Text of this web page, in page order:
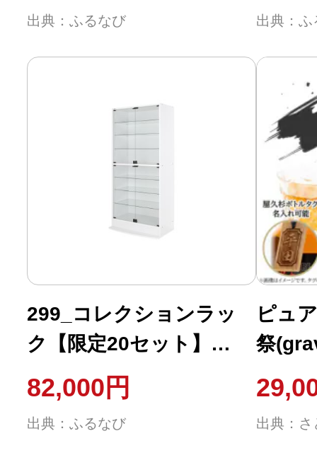
出典：ふるなび 出典：ふ
299_コレクションラッ
ク【限定20セット】
[2020]
82,000円
出典：ふるなび
ピュ
祭
出典：さ